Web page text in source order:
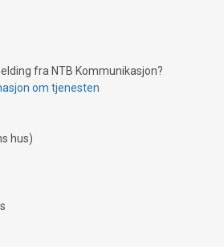
fra NTB Kommunikasjon?
om tjenesten
hus)